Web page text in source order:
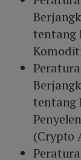
tentang
tentang
(Crypto